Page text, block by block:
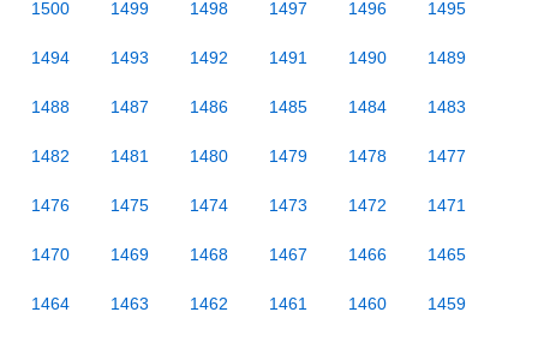
1500 1499 1498 1497 1496 1495
1494 1493 1492 1491 1490 1489
1488 1487 1486 1485 1484 1483
1482 1481 1480 1479 1478 1477
1476 1475 1474 1473 1472 1471
1470 1469 1468 1467 1466 1465
1464 1463 1462 1461 1460 1459